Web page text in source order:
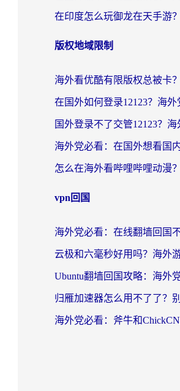
版权地域限制
vpn回国